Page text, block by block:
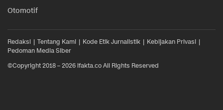
Otomotif
Redaksi Tentang Kami Kode Etik Jurnalistik
Kebijakan Privasi
Pedoman Media Siber
©Copyright 2018 – 2026 ifakta.co All Rights Reserved